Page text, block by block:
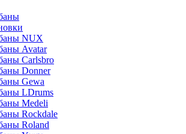
NUX
Avatar
Carlsbro
Donner
Gewa
LDrums
Medeli
Rockdale
Roland